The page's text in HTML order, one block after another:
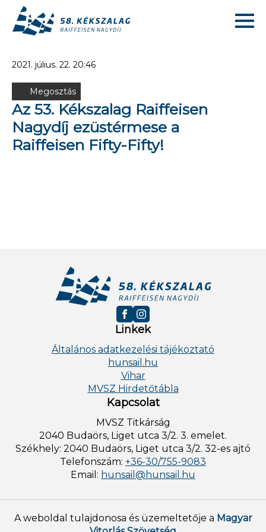
2021. július. 22. 20:46
Megosztás
Az 53. Kékszalag Raiffeisen
Nagydíj ezüstérmese a
Raiffeisen Fifty-Fifty!
Linkek
Általános adatkezelési tájékoztató
hunsail.hu
Vihar
MVSZ Hirdetőtábla
Kapcsolat
MVSZ Titkárság
2040 Budaörs, Liget utca 3/2. 3. emelet.
Székhely: 2040 Budaörs, Liget utca 3/2. 32-es ajtó
Telefonszám: +36-30/755-9083
Email: hunsail@hunsail.hu
A weboldal tulajdonosa és üzemeltetője a Magyar